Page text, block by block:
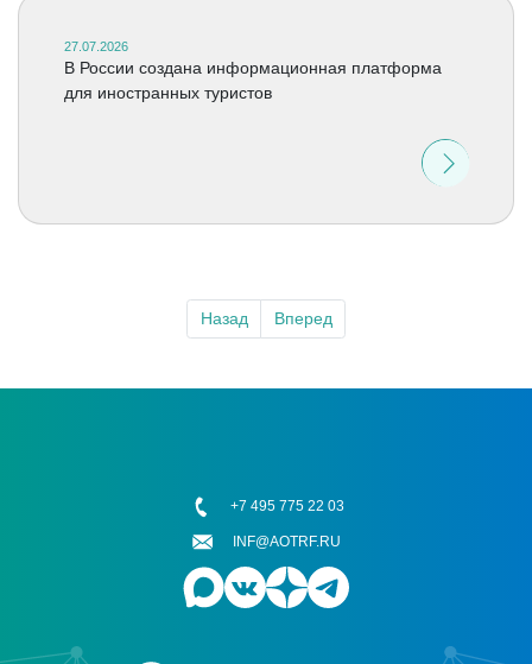
27.07.2026
В России создана информационная платформа
для иностранных туристов
Назад Вперед
+7 495 775 22 03
INF@AOTRF.RU